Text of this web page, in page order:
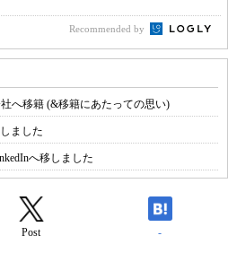
Recommended by
へ移籍 (&移籍にあたっての思い)
ました
へ移しました
Post -